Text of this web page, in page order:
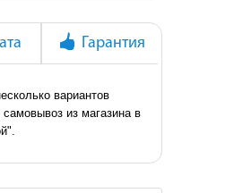
Гарантия
вариантов
самовывоз из магазина в